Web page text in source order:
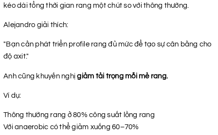
kéo dài tổng thời gian rang một chút so với thông thường.
Alejandro giải thích:
"Bạn cần phát triển profile rang đủ mức để tạo sự cân bằng cho
độ axit."
Anh cũng khuyến nghịgiảm tải trọng mỗi mẻ rang.
Ví dụ:
Thông thường rang ở 80% công suất lồng rang
Với anaerobic có thể giảm xuống 60–70%